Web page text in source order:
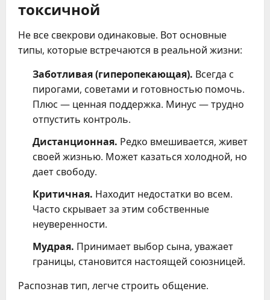
токсичной
Не все свекрови одинаковые. Вот основные
типы, которые встречаются в реальной жизни:
Заботливая (гиперопекающая). Всегда с
пирогами, советами и готовностью помочь.
Плюс — ценная поддержка. Минус — трудно
отпустить контроль.
Дистанционная. Редко вмешивается, живет
своей жизнью. Может казаться холодной, но
дает свободу.
Критичная. Находит недостатки во всем.
Часто скрывает за этим собственные
неуверенности.
Мудрая. Принимает выбор сына, уважает
границы, становится настоящей союзницей.
Распознав тип, легче строить общение.